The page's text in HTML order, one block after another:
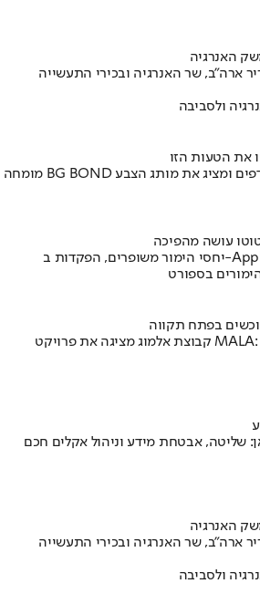
האנרגיה
ארה"ב, שר האנרגיה ובכירי התעשייה
ולסביבה
את הטעות הזו
בספורט
בפתח תקווה
קבוצת אלמוג מציגה את פרויקט MALA: מגדלי הפרימיום האחרונים
שליטה, אבטחת מידע וניהול אקלים חכם
האנרגיה
ארה"ב, שר האנרגיה ובכירי התעשייה
ולסביבה